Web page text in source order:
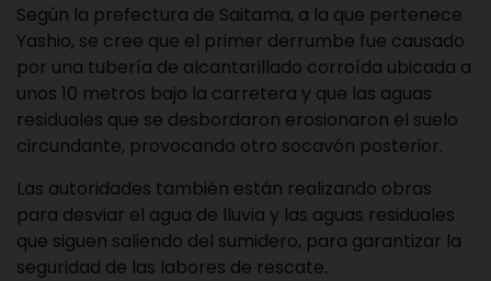
Según la prefectura de Saitama, a la que pertenece
Yashio, se cree que el primer derrumbe fue causado
por una tubería de alcantarillado corroída ubicada a
unos 10 metros bajo la carretera y que las aguas
residuales que se desbordaron erosionaron el suelo
circundante, provocando otro socavón posterior.
Las autoridades también están realizando obras
para desviar el agua de lluvia y las aguas residuales
que siguen saliendo del sumidero, para garantizar la
seguridad de las labores de rescate.